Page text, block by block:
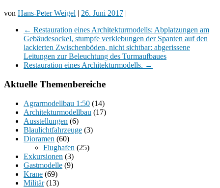
von Hans-Peter Weigel | 26. Juni 2017 |
← Restauration eines Architekturmodells: Abplatzungen am
Gebäudesockel, stumpfe verklebungen der Spanten auf den
lackierten Zwischenböden, nicht sichtbar: abgerissene
Leitungen zur Beleuchtung des Turmaufbaues
Restauration eines Architekturmodells. →
Aktuelle Themenbereiche
Agrarmodellbau 1:50 (14)
Architekturmodellbau (17)
Ausstellungen (6)
Blaulichtfahrzeuge (3)
Dioramen (60)
Flughafen (25)
Exkursionen (3)
Gastmodelle (9)
Krane (69)
Militär(13)